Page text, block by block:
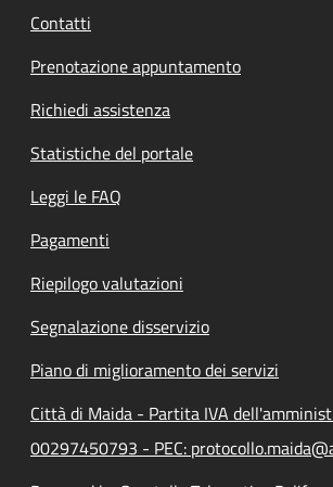
Contatti
Prenotazione appuntamento
Richiedi assistenza
Statistiche del portale
Leggi le FAQ
Pagamenti
Riepilogo valutazioni
Segnalazione disservizio
Piano di miglioramento dei servizi
Città di Maida - Partita IVA
00297450793 - PEC: